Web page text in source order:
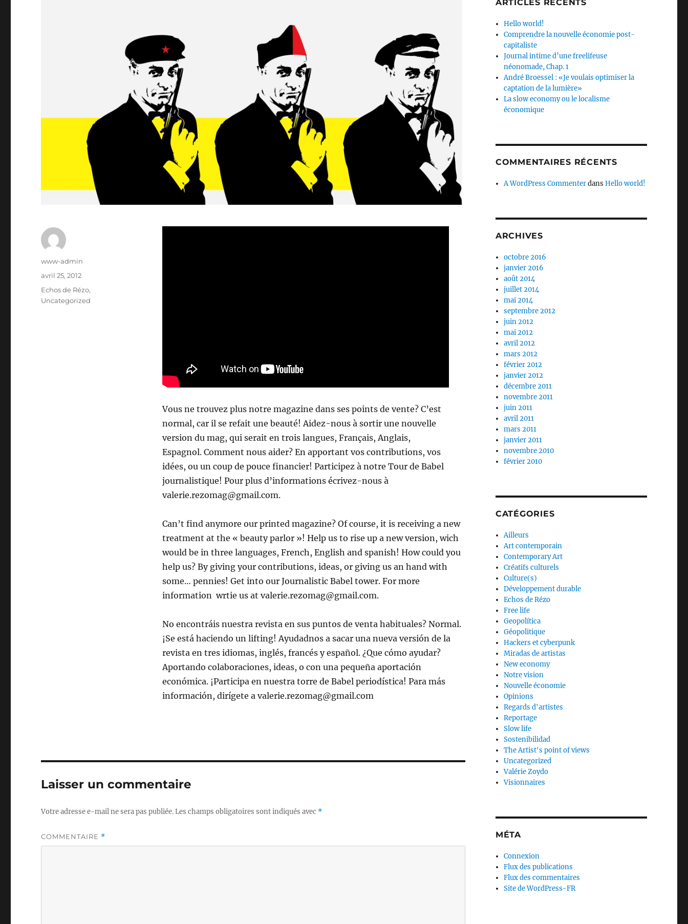
Vous ne trouvez plus notre magazine dans ses points de vente? C’est
normal, car il se refait une beauté! Aidez-nous à sortir une nouvelle
version du mag, qui serait en trois langues, Français, Anglais,
Espagnol. Comment nous aider? En apportant vos contributions, vos
idées, ou un coup de pouce financier! Participez à notre Tour de Babel
journalistique! Pour plus d’informations écrivez-nous à
valerie.rezomag@gmail.com.
Can’t find anymore our printed magazine? Of course, it is receiving a new
treatment at the « beauty parlor »! Help us to rise up a new version, wich
would be in three languages, French, English and spanish! How could you
help us? By giving your contributions, ideas, or giving us an hand with
some… pennies! Get into our Journalistic Babel tower. For more
information wrtie us at valerie.rezomag@gmail.com.
No encontráis nuestra revista en sus puntos de venta habituales? Normal.
¡Se está haciendo un lifting! Ayudadnos a sacar una nueva versión de la
revista en tres idiomas, inglés, francés y español. ¿Que cómo ayudar?
Aportando colaboraciones, ideas, o con una pequeña aportación
económica. ¡Participa en nuestra torre de Babel periodística! Para más
información, dirígete a valerie.rezomag@gmail.com
Auteur
www-admin
Publié
le
avril 25, 2012
Catégories
Echos de Rézo,
Uncategorized
Laisser un commentaire
Votre adresse e-mail ne sera pas publiée.Les champs obligatoires sont indiqués avec *
COMMENTAIRE *
ARTICLES RÉCENTS
Hello world!
Comprendre la nouvelle économie post-
capitaliste
Journal intime d’une freelifeuse
néonomade, Chap. 1
André Broessel : «Je voulais optimiser la
captation de la lumière»
La slow economy ou le localisme
économique
COMMENTAIRES RÉCENTS
A WordPress CommenterdansHello world!
ARCHIVES
octobre 2016
janvier 2016
août 2014
juillet 2014
mai 2014
septembre 2012
juin 2012
mai 2012
avril 2012
mars 2012
février 2012
janvier 2012
décembre 2011
novembre 2011
juin 2011
avril 2011
mars 2011
janvier 2011
novembre 2010
février 2010
CATÉGORIES
Ailleurs
Art contemporain
Contemporary Art
Créatifs culturels
Culture(s)
Développement durable
Echos de Rézo
Free life
Geopolítica
Géopolitique
Hackers et cyberpunk
Miradas de artistas
New economy
Notre vision
Nouvelle économie
Opinions
Regards d'artistes
Reportage
Slow life
Sostenibilidad
The Artist's point of views
Uncategorized
Valérie Zoydo
Visionnaires
MÉTA
Connexion
Flux des publications
Flux des commentaires
Site de WordPress-FR